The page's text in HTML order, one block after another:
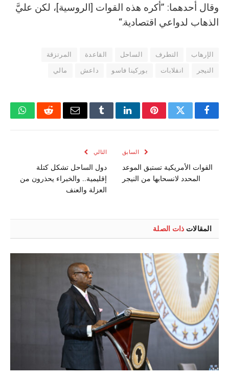
وقال أحدهما: ”أكره هذه القوات [الروسية]، لكن عليَّ
الذهاب لدواعي اقتصادية.“
الإرهاب التطرف الساحل القاعدة المرتزقة
النيجر انقلابات بوركينا فاسو داعش مالي
فيسبوكتويتر بينتيريستلينكدإنTumblrالبريد
رديت
السابق
القوات الأمريكية تستبق الموعد
المحدد لانسحابها من النيجر
التالي
دول الساحل تشكل كتلة
إقليمية.. والخبراء يحذرون من
العزلة والعنف
المقالات ذات الصلة